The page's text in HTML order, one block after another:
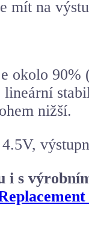
mít na
okolo
lineární
nižší.
i s